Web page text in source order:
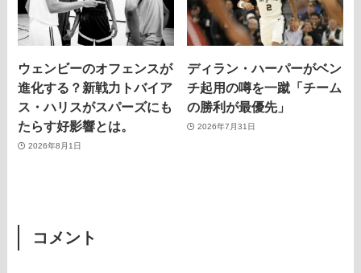
ウェンビーのオフェンスが
進化する？新戦力トバイア
ス・ハリスがスパーズにも
たらす好影響とは。
2026年8月1日
ディラン・ハーパーがベン
チ起用の噂を一蹴「チーム
の勝利が最優先」
2026年7月31日
コメント